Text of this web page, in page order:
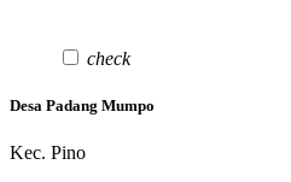
check
Desa Padang Mumpo
Kec. Pino